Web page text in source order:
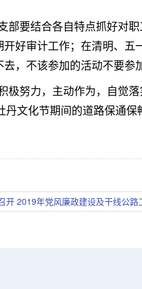
部要结合各自特点抓好对
好审计工作；在清明、五
，不该参加的活动不要参
努力，主动作为，自觉落
文化节期间的道路保通保
开 2019年党风廉政建设及干线公路